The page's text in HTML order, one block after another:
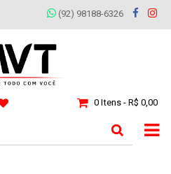
(92) 98188-6326
0 Itens - R$ 0,00